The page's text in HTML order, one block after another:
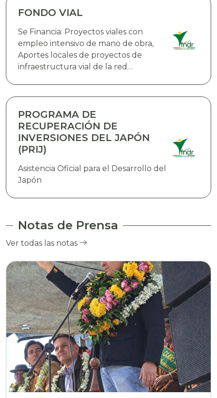
FONDO VIAL
Se Financia: Proyectos viales con
empleo intensivo de mano de obra,
Aportes locales de proyectos de
infraestructura vial de la red
vial en rutas urbanas e interurbanas,
Infraestructura aeroportuaria y
equipamiento, Adquisición de bienes
PROGRAMA DE
RECUPERACIÓN DE
INVERSIONES DEL JAPÓN
(PRIJ)
Asistencia Oficial para el Desarrollo del
Japón
Notas de Prensa
Ver todas las notas